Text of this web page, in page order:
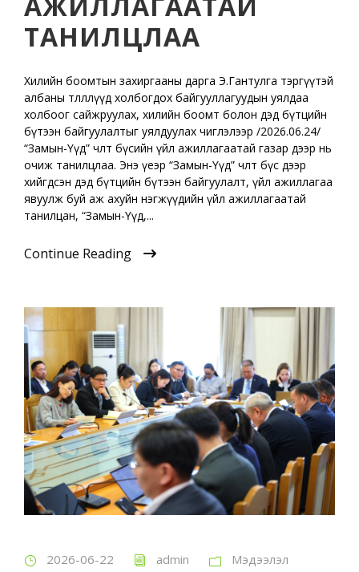
ТАНИЛЦЛАА
Хилийн боомтын захиргааны дарга Э.Гантулга тэргүүтэй
албаны төлөөллүүд холбогдох байгууллагуудын уялдаа
холбоог сайжруулах, хилийн боомт болон дэд бүтцийн
бүтээн байгуулалтыг уялдуулах чиглэлээр /2026.06.24/
“Замын-Үүд” чөлөөт бүсийн үйл ажиллагаатай газар дээр нь
очиж танилцлаа. Энэ үеэр “Замын-Үүд” чөлөөт бүс дээр
хийгдсэн дэд бүтцийн бүтээн байгуулалт, үйл ажиллагаа
явуулж буй аж ахуйн нэгжүүдийн үйл ажиллагаатай
танилцан, “Замын-Үүд,...
Continue Reading
2026-06-22 admin Мэдээлэл